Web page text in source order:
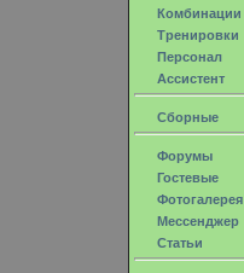
Комбинации
Тренировки
Персонал
Ассистент
Сборные
Форумы
Гостевые
Фотогалерея
Мессенджер
Статьи